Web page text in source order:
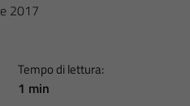
2017
Tempo di lettura:
1 min